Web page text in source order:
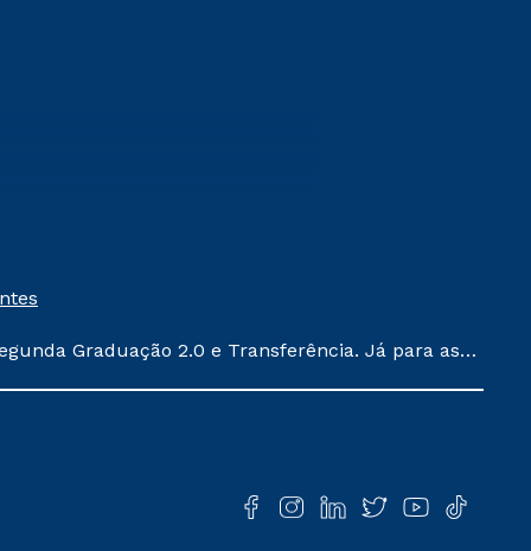
Graduação 2.0 e Transferência. Já para as